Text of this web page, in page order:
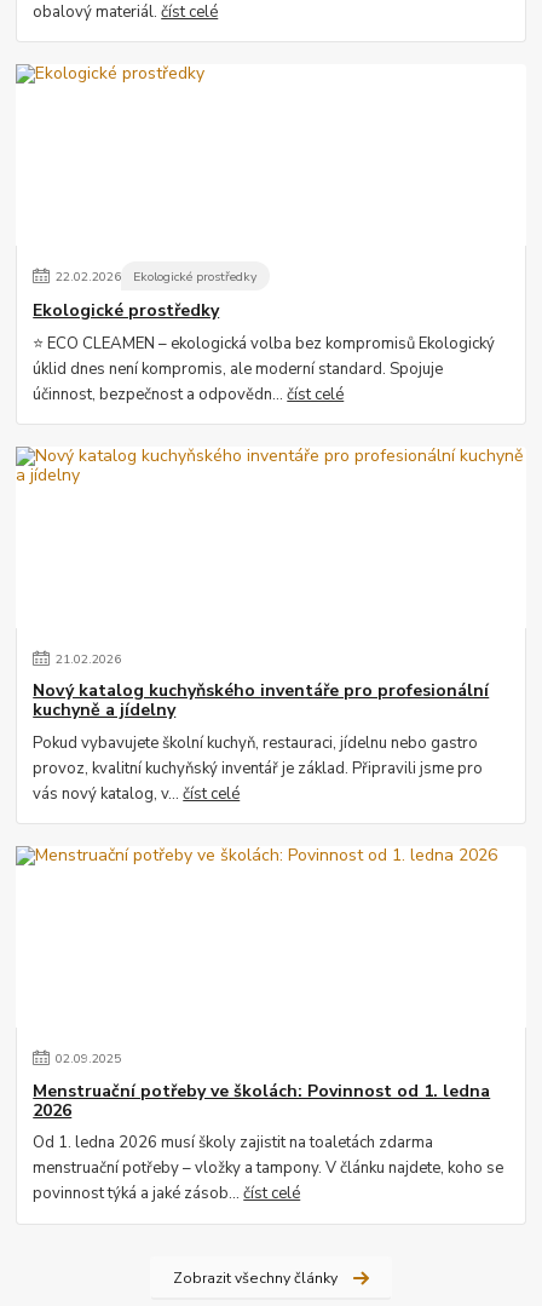
obalový materiál.číst celé
22.02.2026 Ekologické prostředky
Ekologické prostředky
⭐ ECO CLEAMEN – ekologická volba bez kompromisů Ekologický
úklid dnes není kompromis, ale moderní standard. Spojuje
účinnost, bezpečnost a odpovědn...číst celé
21.02.2026
Nový katalog kuchyňského inventáře pro profesionální
kuchyně a jídelny
Pokud vybavujete školní kuchyň, restauraci, jídelnu nebo gastro
provoz, kvalitní kuchyňský inventář je základ. Připravili jsme pro
vás nový katalog, v...číst celé
02.09.2025
Menstruační potřeby ve školách: Povinnost od 1. ledna
2026
Od 1. ledna 2026 musí školy zajistit na toaletách zdarma
menstruační potřeby – vložky a tampony. V článku najdete, koho se
povinnost týká a jaké zásob...číst celé
Zobrazit všechny články